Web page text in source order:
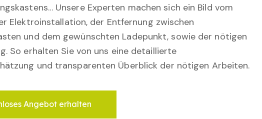
Unsere Experten machen sich ein Bild vom
Elektroinstallation, der Entfernung zwischen
und dem gewünschten Ladepunkt, sowie der nötigen
So erhalten Sie von uns eine detaillierte
und transparenten Überblick der nötigen Arbeiten.
Angebot erhalten